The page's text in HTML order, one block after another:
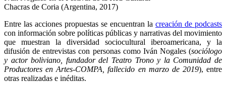
Chacras de Coria (Argentina, 2017)
Entre las acciones propuestas se encuentran la creación de podcasts
con información sobre políticas públicas y narrativas del movimiento
que muestran la diversidad sociocultural iberoamericana, y la
difusión de entrevistas con personas como Iván Nogales (sociólogo
y actor boliviano, fundador del Teatro Trono y la Comunidad de
Productores en Artes-COMPA, fallecido en marzo de 2019), entre
otras realizadas e inéditas.